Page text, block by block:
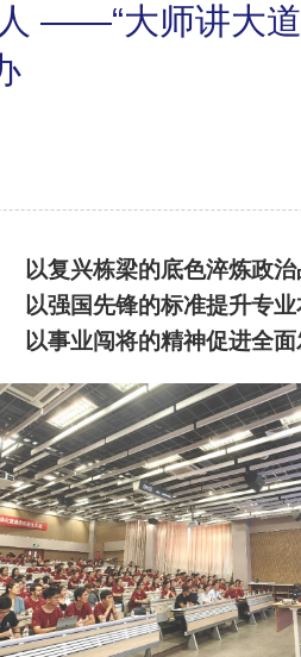
——“大师讲大
以复兴栋梁的底色淬炼政
以强国先锋的标准提升专
以事业闯将的精神促进全